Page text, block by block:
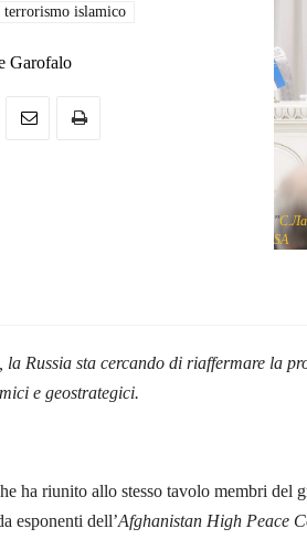
terrorismo islamico
Garofalo
"
SA
Russia sta cercando di riaffermare la
e geostrategici.
ha riunito allo stesso tavolo membri del
esponenti dell’Afghanistan High Peace